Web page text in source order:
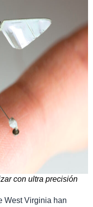
con ultra precisión
West Virginia han